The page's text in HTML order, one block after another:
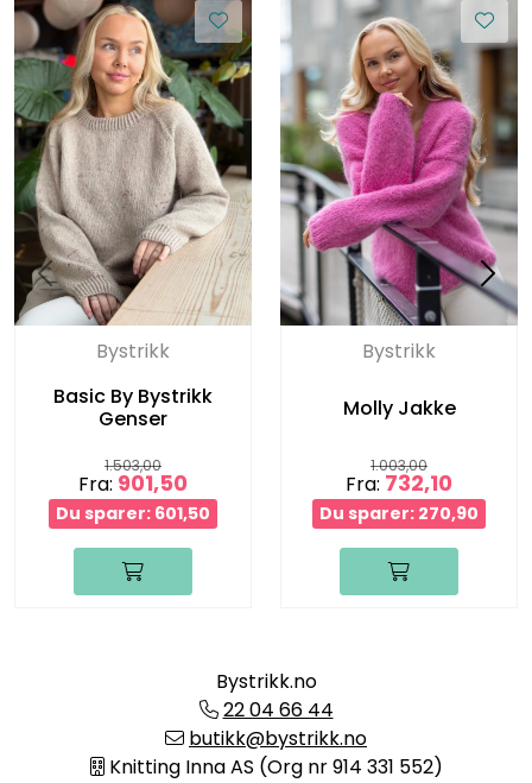
Bystrikk
Basic By Bystrikk
Genser
1.503,00
Fra: 901,50
Du sparer: 601,50
Bystrikk
Molly Jakke
1.003,00
Fra: 732,10
Du sparer: 270,90
Bystrikk.no
22 04 66 44
butikk@bystrikk.no
Knitting Inna AS (Org nr 914 331 552)